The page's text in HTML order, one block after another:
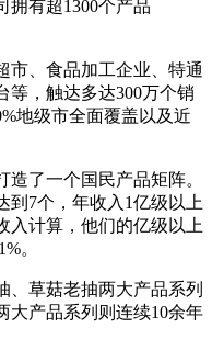
拥有超1300个产品
市、食品加工企业、特通
等，触达多达300万个销
地级市全面覆盖以及近
了一个国民产品矩阵。
到7个，年收入1亿级以上
入计算，他们的亿级以上
。
、草菇老抽两大产品系列
大产品系列则连续10余年